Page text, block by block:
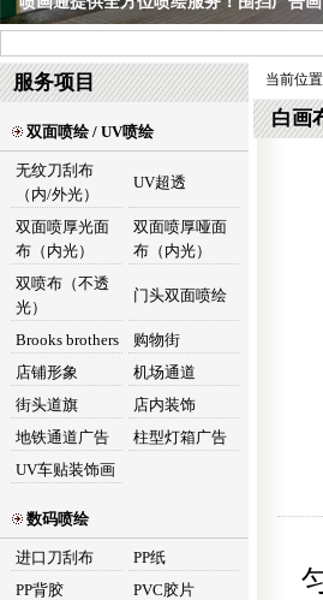
服务项目
双面喷绘 / UV喷绘
无纹刀刮布
（内/外光）
UV超透
双面喷厚光面
布（内光）
双面喷厚哑面
布（内光）
双喷布（不透
光）
门头双面喷绘
Brooks brothers
购物街
店铺形象
机场通道
街头道旗
店内装饰
地铁通道广告
柱型灯箱广告
UV车贴装饰画
数码喷绘
进口刀刮布
PP纸
PP背胶
PVC胶片
当前位置
白画